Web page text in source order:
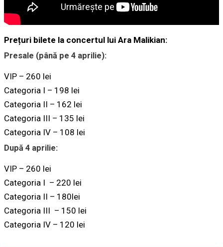
Prețuri bilete la concertul lui Ara Malikian:
Presale (până pe 4 aprilie):
VIP – 260 lei
Categoria I – 198 lei
Categoria II – 162 lei
Categoria III – 135 lei
Categoria IV – 108 lei
După 4 aprilie:
VIP – 260 lei
Categoria I – 220 lei
Categoria II – 180lei
Categoria III – 150 lei
Categoria IV – 120 lei